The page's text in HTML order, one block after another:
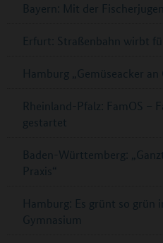
Bayern: Mit der
Erfurt: Straßenbahn wirbt
Hamburg „Gemüseacker an
Rheinland-Pfalz: FamOS –
gestartet
Baden-Württemberg:
Praxis“
Hamburg: Es grünt so grün
Gymnasium